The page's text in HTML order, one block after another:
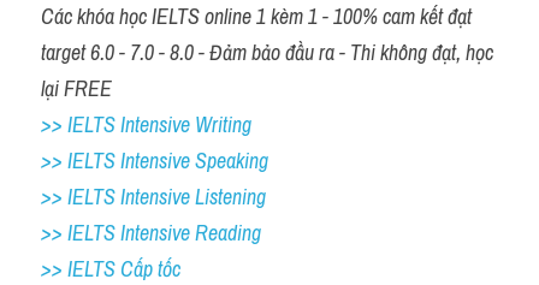
Các khóa học IELTS online 1 kèm 1 - 100% cam kết đạt
target 6.0 - 7.0 - 8.0 - Đảm bảo đầu ra - Thi không đạt, học
lại FREE
>> IELTS Intensive Writing
>> IELTS Intensive Speaking
>> IELTS Intensive Listening
>> IELTS Intensive Reading
>> IELTS Cấp tốc